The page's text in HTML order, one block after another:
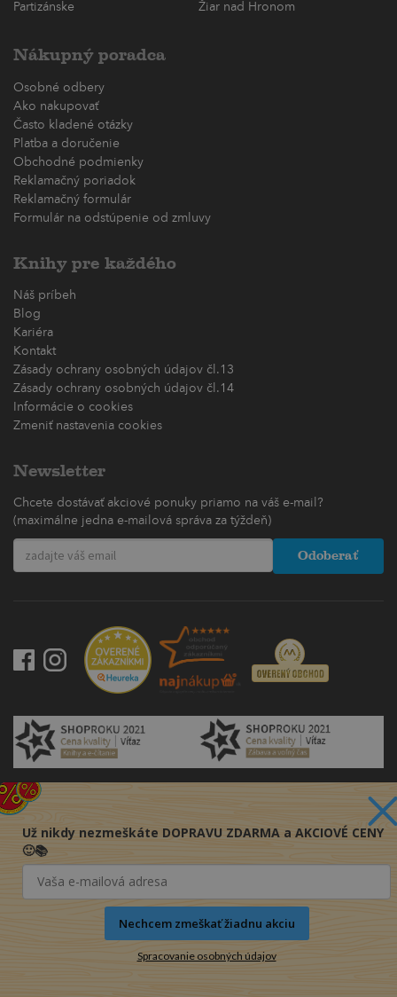
Partizánske
Žiar nad Hronom
Nákupný poradca
Osobné odbery
Ako nakupovať
Často kladené otázky
Platba a doručenie
Obchodné podmienky
Reklamačný poriadok
Reklamačný formulár
Formulár na odstúpenie od zmluvy
Knihy pre každého
Náš príbeh
Blog
Kariéra
Kontakt
Zásady ochrany osobných údajov čl.13
Zásady ochrany osobných údajov čl.14
Informácie o cookies
Zmeniť nastavenia cookies
Newsletter
Chcete dostávať akciové ponuky priamo na váš e-mail?
(maximálne jedna e-mailová správa za týždeň)
Odoberať
Už nikdy nezmeškáte DOPRAVU ZDARMA a AKCIOVÉ CENY
🙂📚
Nechcem zmeškať žiadnu akciu
Spracovanie osobných údajov